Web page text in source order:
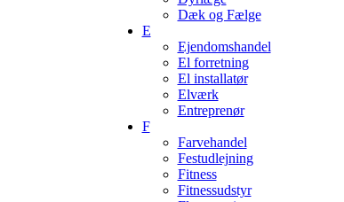
Dæk og Fælge
E
Ejendomshandel
El forretning
El installatør
Elværk
Entreprenør
F
Farvehandel
Festudlejning
Fitness
Fitnessudstyr